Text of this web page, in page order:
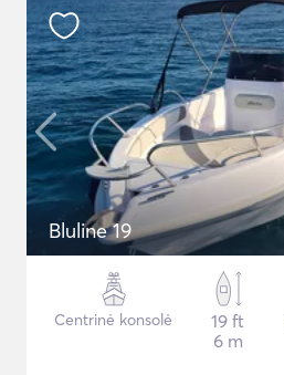
Bluline 19
Centrinė konsolė
19 ft
6 m